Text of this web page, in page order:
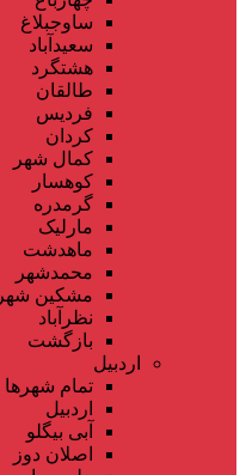
ساوجبلاغ
سعیدآباد
هشتگرد
طالقان
فردیس
کردان
کمال شهر
کوهسار
گرمدره
مارلیک
ماهدشت
محمدشهر
مشکین شهر
نظرآباد
بازگشت
اردبیل
تمام شهر‌ها
اردبیل
آبی بیگلو
اصلان دوز